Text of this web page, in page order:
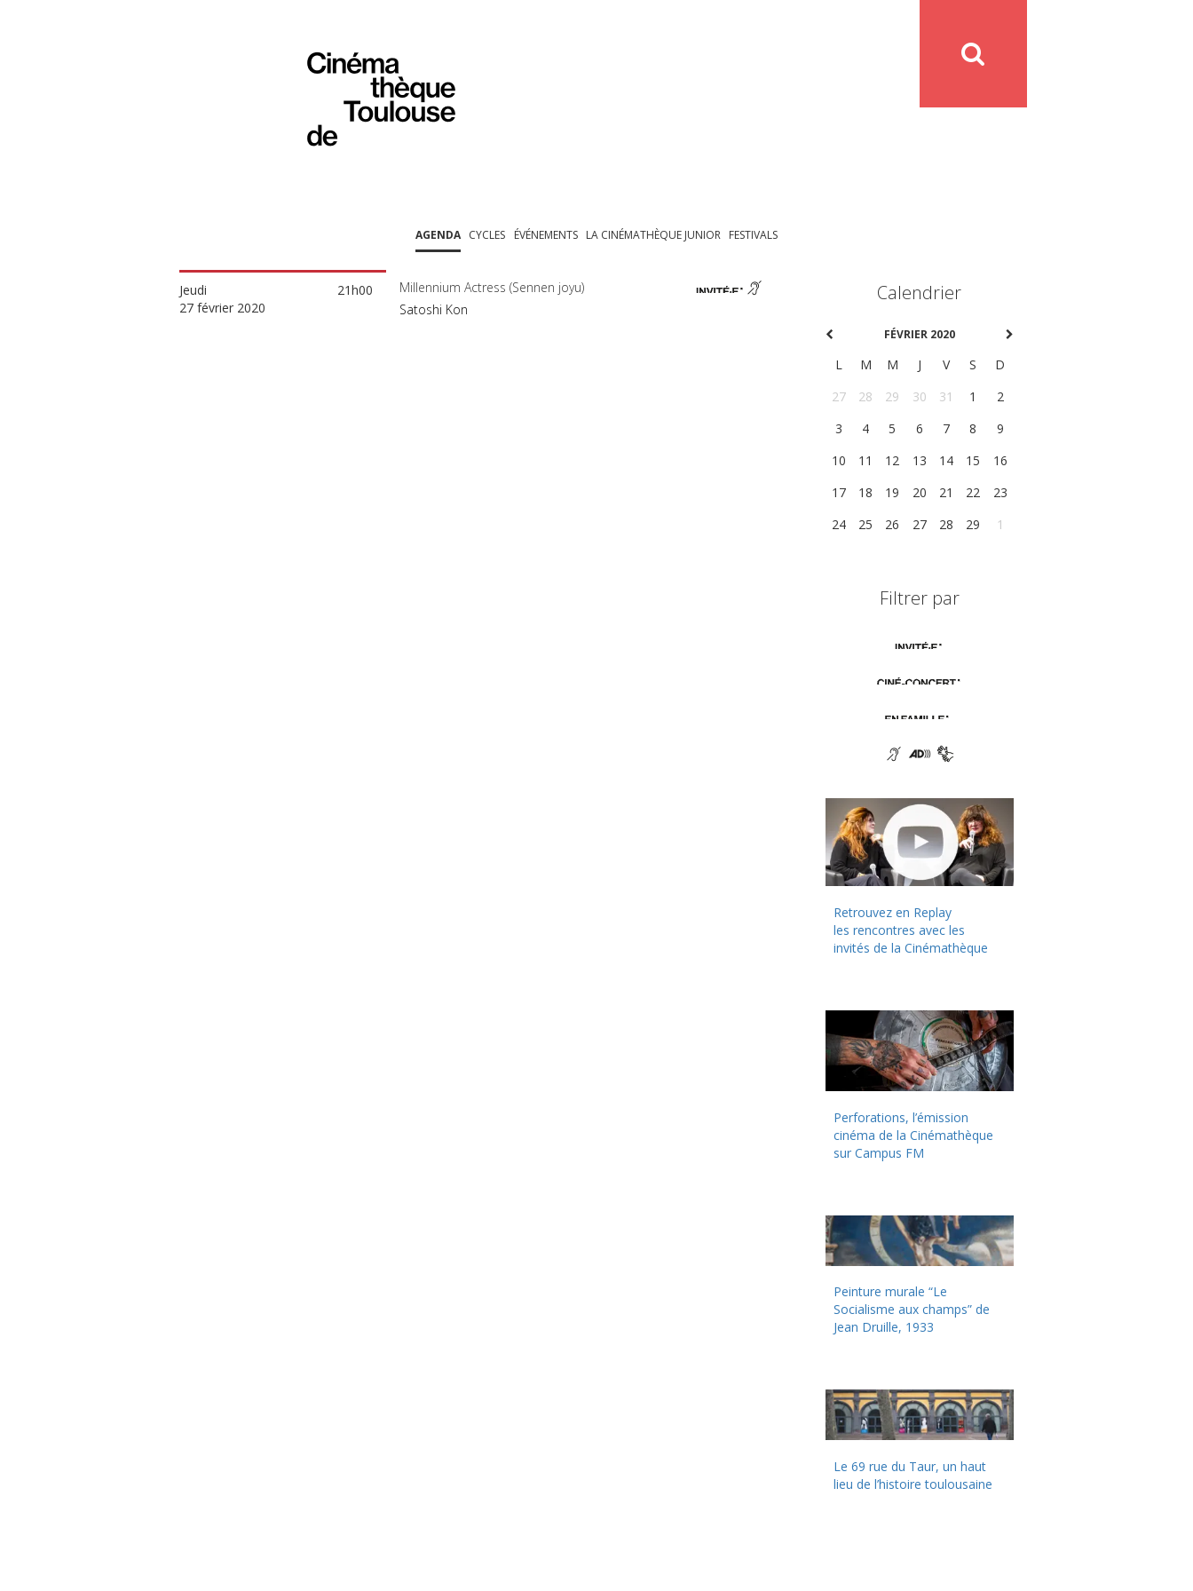
AGENDA CYCLES ÉVÉNEMENTS LA CINÉMATHÈQUE JUNIOR FESTIVALS
21h00
Jeudi
27 février 2020
Millennium Actress (Sennen joyu)
Satoshi Kon
Calendrier
FÉVRIER 2020
L M M J V S
D
27
28 29 30 31 1
2
3
4 5 6 7 8
9
10
11 12 13 14 15
16
17
18 19 20 21 22
23
24
25 26 27 28 29 1
Filtrer par
Retrouvez en Replay
les rencontres avec les
invités de la Cinémathèque
Perforations, l’émission
cinéma de la Cinémathèque
sur Campus FM
Peinture murale “Le
Socialisme aux champs” de
Jean Druille, 1933
Le 69 rue du Taur, un haut
lieu de l’histoire toulousaine